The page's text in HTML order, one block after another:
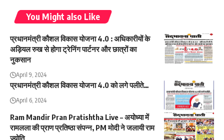
You Might also Like
प्रधानमंत्री कौशल विकास योजना 4.0 : अधिकारीयों के
अड़ियल रुख से होगा ट्रेनिंग पार्टनर और छात्रों का
नुकसान
April 9, 2024
प्रधानमंत्री कौशल विकास योजना 4.0 को लगे पलीते…
April 6, 2024
Ram Mandir Pran Pratishtha Live – अयोध्या में
रामलला की प्राण प्रतिष्ठा संपन्न, PM मोदी ने जलायी राम
ज्योति